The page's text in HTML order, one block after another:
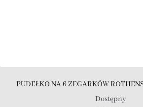
PUDEŁKO NA 6 ZEGARKÓW
Dostępny